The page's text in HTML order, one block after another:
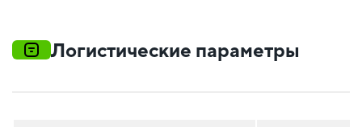
Логистические параметры